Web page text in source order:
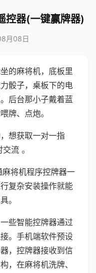
控器(一键赢牌器)
月08日
的麻将机，底板里
骰子，桌板下的电
后台那小子戴着蓝
牌、点炮。
想获取一对一指
流 。
将机程序控牌器一
复杂安装操作就能
。
些智能控牌器通过
。手机端软件预设
，控牌器接收到信
，在麻将机洗牌、